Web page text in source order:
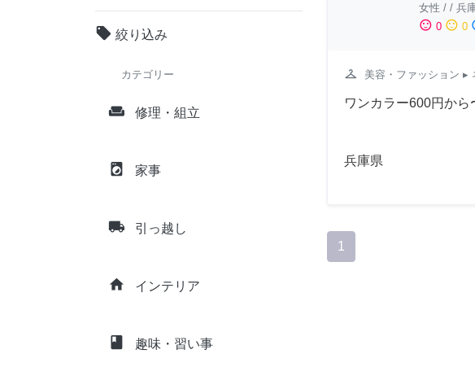
local_offer 絞り込み
カテゴリー
weekend 修理・組立
local_laundry_service 家事
local_shipping 引っ越し
home インテリア
class 趣味・習い事
女性 / / 兵
sentiment_satisfied 0 sentiment_neutral 0
checkroom 美容・ファッション ▸
ワンカラー600円から
兵庫県
1